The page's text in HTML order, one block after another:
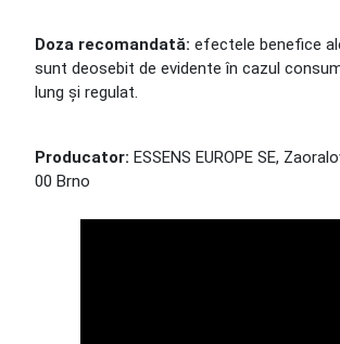
Doza recomandată: efectele benefice
sunt deosebit de evidente în cazul
lung și regulat.
Producator: ESSENS EUROPE SE,
00 Brno